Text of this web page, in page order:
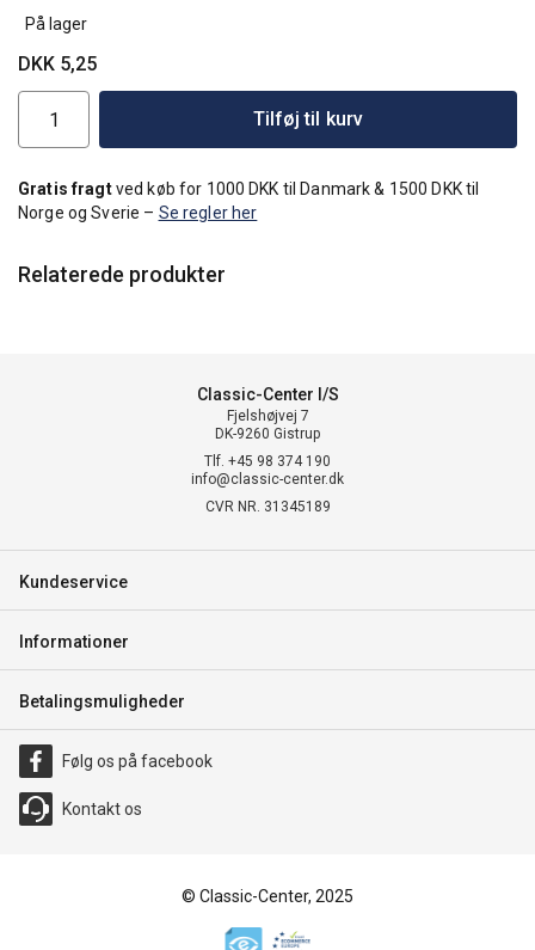
På lager
DKK 5,25
Tilføj til kurv
Gratis fragtved køb for 1000 DKK til Danmark & 1500 DKK til
Norge og Sverie – Se regler her
Relaterede produkter
Classic-Center I/S
Fjelshøjvej 7
DK-9260 Gistrup
Tlf. +45 98 374 190
info@classic-center.dk
CVR NR. 31345189
Kundeservice
Informationer
Betalingsmuligheder
Følg os på facebook
Kontakt os
© Classic-Center, 2025